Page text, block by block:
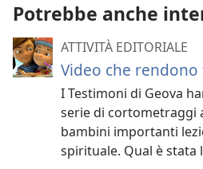
Potrebbe anche
ATTIVITÀ EDITORIALE
Video che rendono
I Testimoni di Geova
serie di cortometraggi
bambini importanti
spirituale. Qual è stata